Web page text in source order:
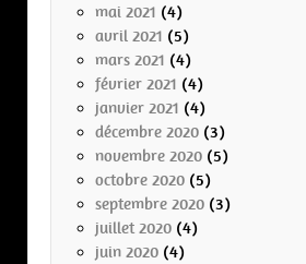
mai 2021 (4)
avril 2021 (5)
mars 2021 (4)
février 2021 (4)
janvier 2021 (4)
décembre 2020 (3)
novembre 2020 (5)
octobre 2020 (5)
septembre 2020 (3)
juillet 2020 (4)
juin 2020 (4)